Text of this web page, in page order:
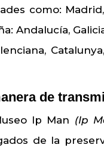
como: Madrid,
Andalucía,
de
Ip Man (Ip
de la